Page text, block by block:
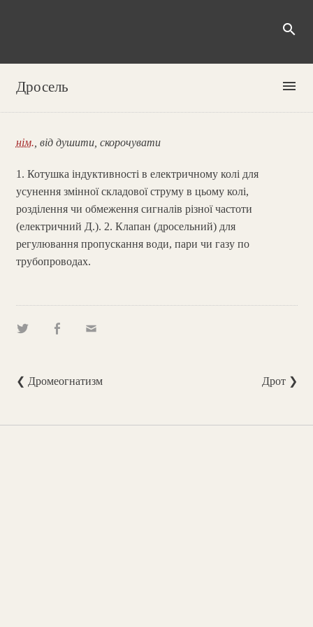
search
Дросель menu
нім. , від душити, скорочувати
1. Котушка індуктивності в електричному колі для
усунення змінної складової струму в цьому колі,
розділення чи обмеження сигналів різної частоти
(електричний Д.). 2. Клапан (дросельний) для
регулювання пропускання води, пари чи газу по
трубопроводах.
❮ Дромеогнатизм Дрот ❯